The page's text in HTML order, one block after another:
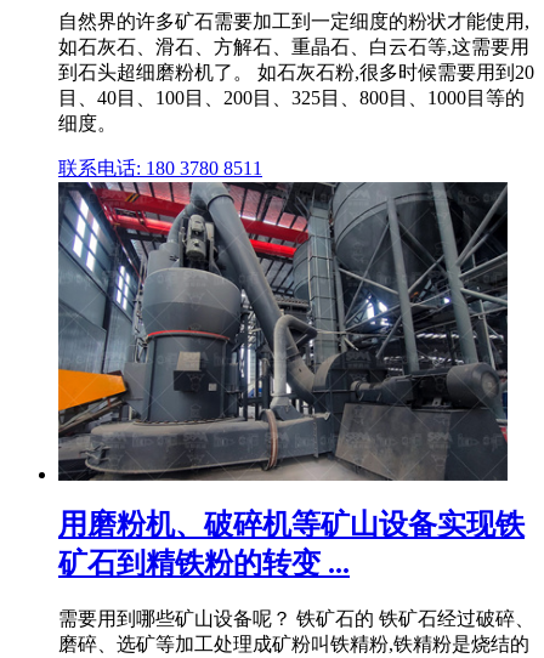
自然界的许多矿石需要加工到一定细度的粉状才能使用,
如石灰石、滑石、方解石、重晶石、白云石等,这需要用
到石头超细磨粉机了。 如石灰石粉,很多时候需要用到20
目、40目、100目、200目、325目、800目、1000目等的
细度。
联系电话: 180 3780 8511
用磨粉机、破碎机等矿山设备实现铁
矿石到精铁粉的转变 ...
需要用到哪些矿山设备呢？ 铁矿石的 铁矿石经过破碎、
磨碎、选矿等加工处理成矿粉叫铁精粉,铁精粉是烧结的